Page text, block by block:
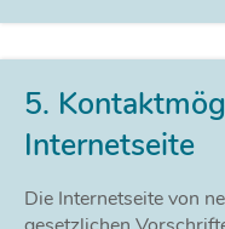
5.
Internetseite
Die Internetseite von